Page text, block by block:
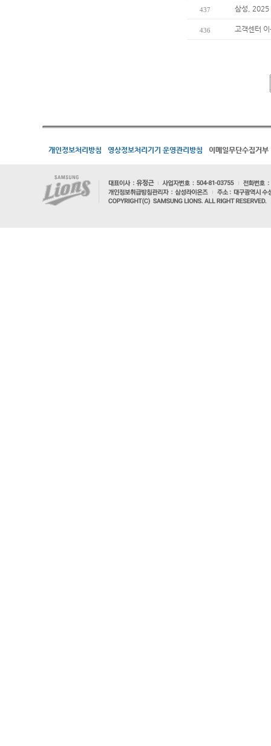
437 삼성, 2025
436 고객센터
개인정보처리방침 영상정보처리기기 운영관리방침 이메일무단수집거부